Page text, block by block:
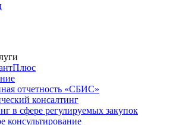
отчетность «СБИС»
консалтинг
в сфере регулируемых закупок
консультирование